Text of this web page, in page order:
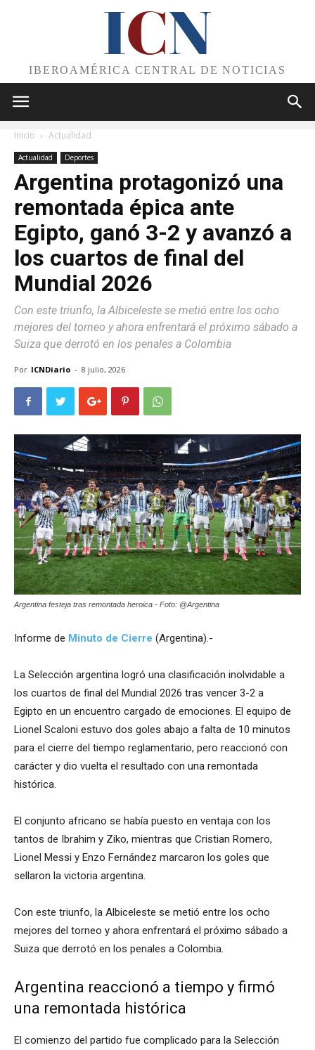
ICN
IBEROAMÉRICA CENTRAL DE NOTICIAS
Inicio Actualidad
Actualidad Deportes
Argentina protagonizó una
remontada épica ante
Egipto, ganó 3-2 y avanzó a
los cuartos de final del
Mundial 2026
Con este triunfo, la Albiceleste se metió entre los ocho
mejores del torneo y ahora enfrentará el próximo sábado a
Suiza que derrotó en los penales a Colombia
Por ICNDiario - 8 julio, 2026
Argentina festeja tras remontada heroica - Foto: @Argentina
Informe de Minuto de Cierre (Argentina).-
La Selección argentina logró una clasificación inolvidable a
los cuartos de final del Mundial 2026 tras vencer 3-2 a
Egipto en un encuentro cargado de emociones. El equipo de
Lionel Scaloni estuvo dos goles abajo a falta de 10 minutos
para el cierre del tiempo reglamentario, pero reaccionó con
carácter y dio vuelta el resultado con una remontada
histórica.
El conjunto africano se había puesto en ventaja con los
tantos de Ibrahim y Ziko, mientras que Cristian Romero,
Lionel Messi y Enzo Fernández marcaron los goles que
sellaron la victoria argentina.
Con este triunfo, la Albiceleste se metió entre los ocho
mejores del torneo y ahora enfrentará el próximo sábado a
Suiza que derrotó en los penales a Colombia.
Argentina reaccionó a tiempo y firmó
una remontada histórica
El comienzo del partido fue complicado para la Selección